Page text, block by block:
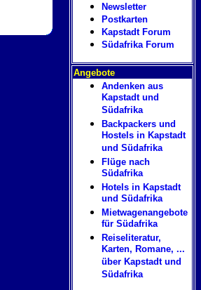
Newsletter
Postkarten
Kapstadt Forum
Südafrika Forum
Angebote
Andenken aus
Kapstadt und
Südafrika
Backpackers und
Hostels in Kapstadt
und Südafrika
Flüge nach
Südafrika
Hotels in Kapstadt
und Südafrika
Mietwagenangebote
für Südafrika
Reiseliteratur,
Karten, Romane, ...
über Kapstadt und
Südafrika